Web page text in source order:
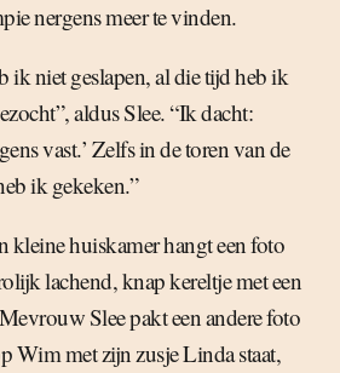
nergens meer te vinden.
ik niet geslapen, al die tijd heb ik
aldus Slee. “Ik dacht:
vast.’ Zelfs in de toren van de
ik gekeken.”
kleine huiskamer hangt een foto
lachend, knap kereltje met een
Slee pakt een andere foto
Wim met zijn zusje Linda staat,